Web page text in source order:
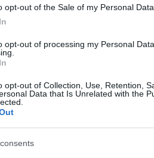
opt-out of the Sale of my Personal Data.
opt-out of processing my Personal
opt-out of Collection, Use, Retention,
Data that Is Unrelated with the
en el microondas durante
30 segundos.
la yema de huevo al queso.
hornear forrada con papel